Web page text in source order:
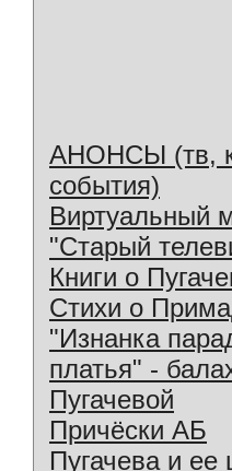
АНОНСЫ (тв,
события)
Виртуальный
"Старый
Книги о
Стихи о
"Изнанка
платья" -
Пугачевой
Причёски АБ
Пугачева и ее